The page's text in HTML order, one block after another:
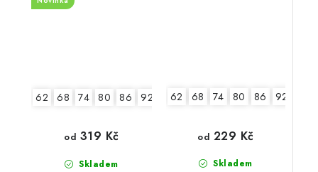
62 68 74 80 86 92
Skladem
od 319 Kč
62 68 74 80 86 92
Skladem
od 229 Kč